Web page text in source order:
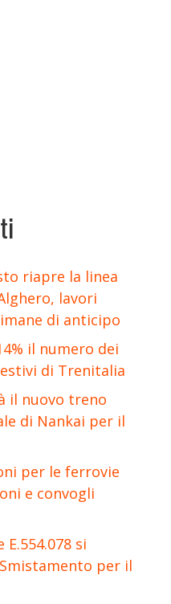
riapre la linea
lavori
di anticipo
il numero dei
di Trenitalia
il nuovo treno
di Nankai per il
per le ferrovie
e convogli
si
per il